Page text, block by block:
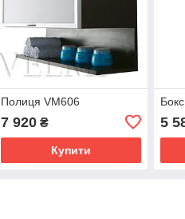
Полиця VM606
7 920₴
Купити
5